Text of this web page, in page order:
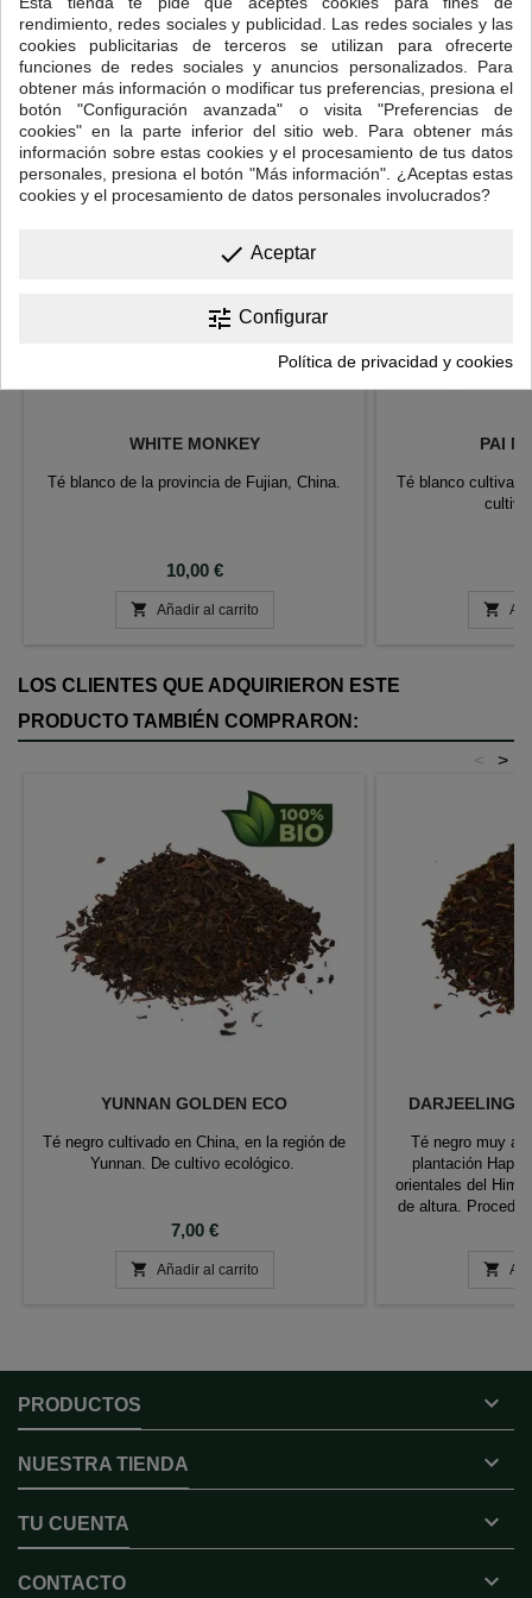
cuanto a sabor y delicadeza.
7 OTROS PRODUCTOS EN LA MISMA CATEGORÍA:
>
<
WHITE MONKEY
Té blanco de la provincia de Fujian, China.
Precio
10,00 €
 Añadir al carrito
PAI
Té blanco

LOS CLIENTES QUE ADQUIRIERON ESTE
PRODUCTO TAMBIÉN COMPRARON:
>
<
YUNNAN GOLDEN ECO
Té negro cultivado en China, en la región de
Yunnan. De cultivo ecológico.
Precio
7,00 €
 Añadir al carrito
DARJEELING
Té negro muy
plantación
orientales del
de altura.

PRODUCTOS 
NUESTRA TIENDA 
TU CUENTA 
CONTACTO 
rendimiento, redes sociales y publicidad. Las redes sociales y las
cookies publicitarias de terceros se utilizan para ofrecerte
funciones de redes sociales y anuncios personalizados. Para
obtener más información o modificar tus preferencias, presiona el
botón "Configuración avanzada" o visita "Preferencias de
cookies" en la parte inferior del sitio web. Para obtener más
información sobre estas cookies y el procesamiento de tus datos
personales, presiona el botón "Más información". ¿Aceptas estas
cookies y el procesamiento de datos personales involucrados?
done Aceptar
tune Configurar
Política de privacidad y cookies